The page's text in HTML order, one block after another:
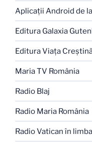
Aplicaţii Android de
Editura Galaxia
Editura Viaţa
Maria TV România
Radio Blaj
Radio Maria România
Radio Vatican în